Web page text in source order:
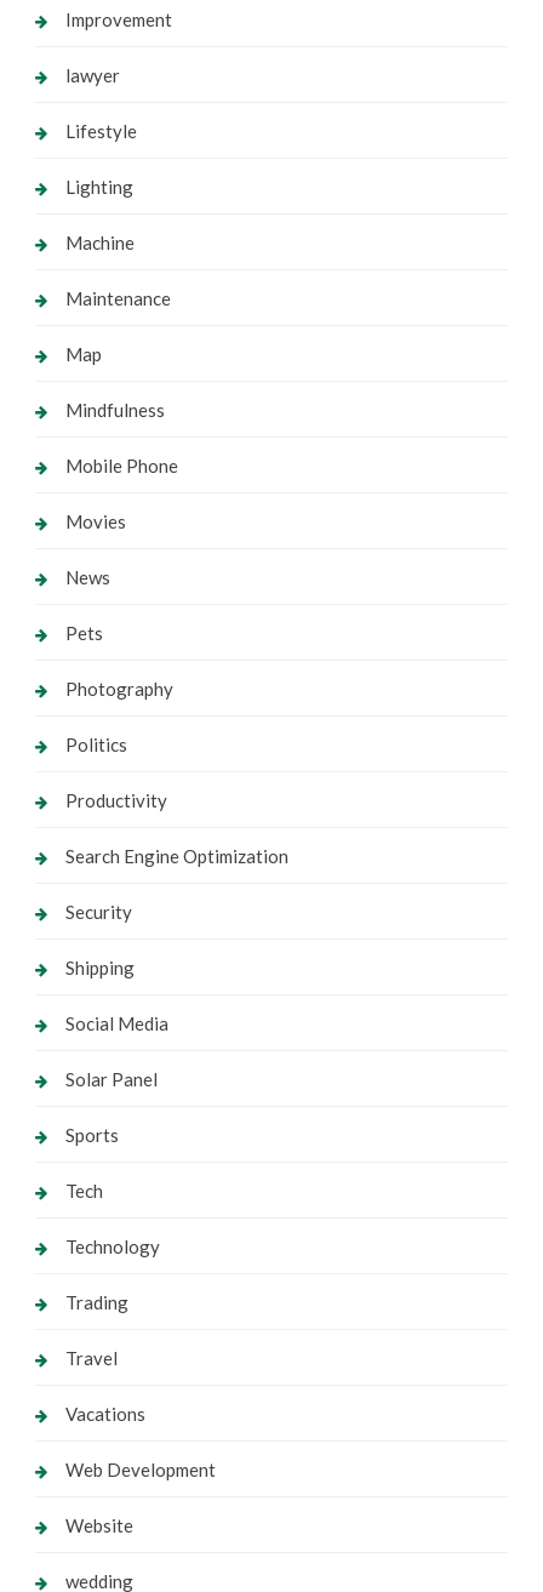
Improvement
lawyer
Lifestyle
Lighting
Machine
Maintenance
Map
Mindfulness
Mobile Phone
Movies
News
Pets
Photography
Politics
Productivity
Search Engine Optimization
Security
Shipping
Social Media
Solar Panel
Sports
Tech
Technology
Trading
Travel
Vacations
Web Development
Website
wedding